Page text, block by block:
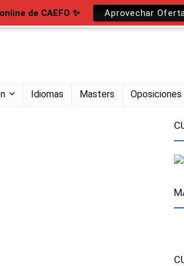
Idiomas Masters Oposiciones
de CAEFO ✨ Aprovechar